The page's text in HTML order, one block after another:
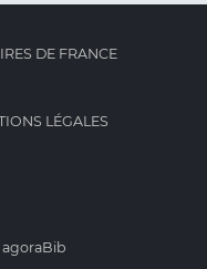
DE FRANCE
LÉGALES
agoraBib